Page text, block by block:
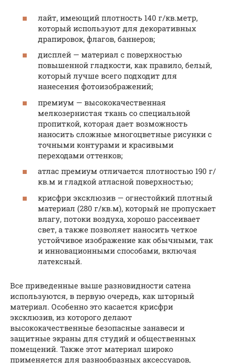
лайт, имеющий плотность 140 г/кв.метр,
который используют для декоративных
драпировок, флагов, баннеров;
дисплей — материал с поверхностью
повышенной гладкости, как правило, белый,
который лучше всего подходит для
нанесения фотоизображений;
премиум — высококачественная
мелкозернистая ткань со специальной
пропиткой, которая дает возможность
наносить сложные многоцветные рисунки с
точными контурами и красивыми
переходами оттенков;
атлас премиум отличается плотностью 190 г/
кв.м и гладкой атласной поверхностью;
крисфри эксклюзив — огнестойкий плотный
материал (280 г/кв.м), который не пропускает
влагу, потоки воздуха, хорошо рассеивает
свет, а также позволяет наносить четкое
устойчивое изображение как обычными, так
и инновационными способами, включая
латексный.
Все приведенные выше разновидности сатена
используются, в первую очередь, как шторный
материал. Особенно это касается крисфри
эксклюзив, из которого делают
высококачественные безопасные занавеси и
защитные экраны для студий и общественных
помещений. Также этот материал широко
применяется для разнообразных аксессуаров,